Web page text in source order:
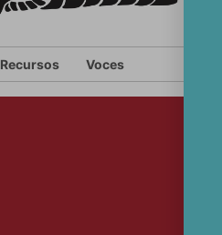
Recursos Voces